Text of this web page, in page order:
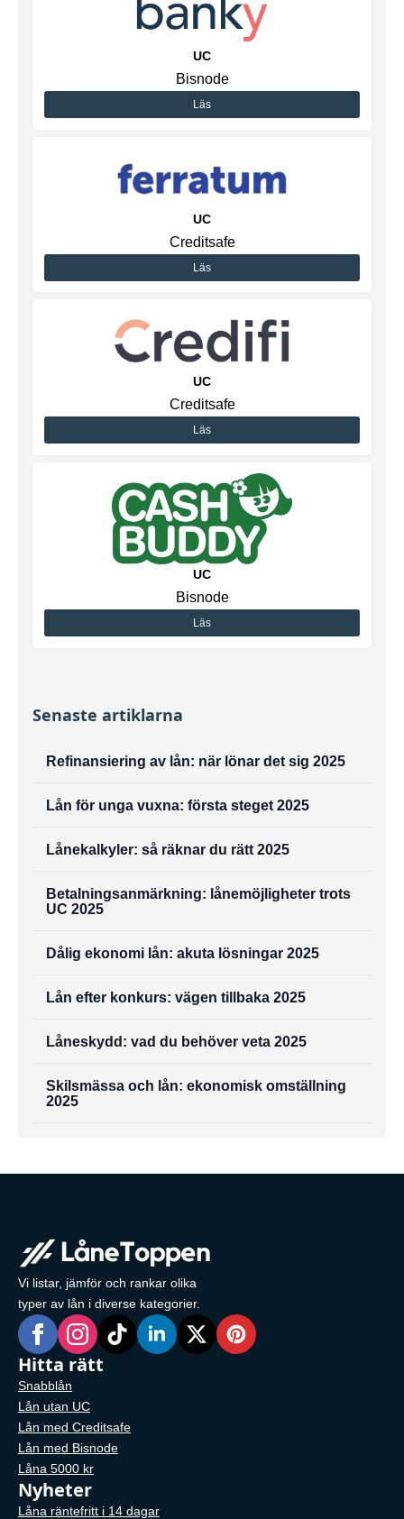
UC
Bisnode
Läs
UC
Creditsafe
Läs
UC
Creditsafe
Läs
UC
Bisnode
Läs
Senaste artiklarna
Refinansiering av lån: när lönar det sig 2025
Lån för unga vuxna: första steget 2025
Lånekalkyler: så räknar du rätt 2025
Betalningsanmärkning: lånemöjligheter trots
UC 2025
Dålig ekonomi lån: akuta lösningar 2025
Lån efter konkurs: vägen tillbaka 2025
Låneskydd: vad du behöver veta 2025
Skilsmässa och lån: ekonomisk omställning
2025
Vi listar, jämför och rankar olika
typer av lån i diverse kategorier.
Hitta rätt
Snabblån
Lån utan UC
Lån med Creditsafe
Lån med Bisnode
Låna 5000 kr
Nyheter
Låna räntefritt i 14 dagar